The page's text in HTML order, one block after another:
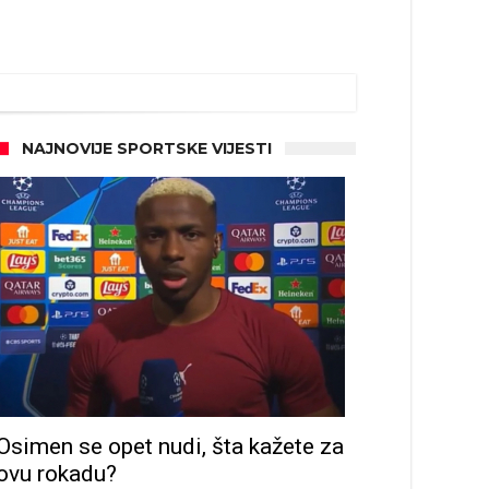
NAJNOVIJE SPORTSKE VIJESTI
se opet nudi, šta kažete za
rokadu?